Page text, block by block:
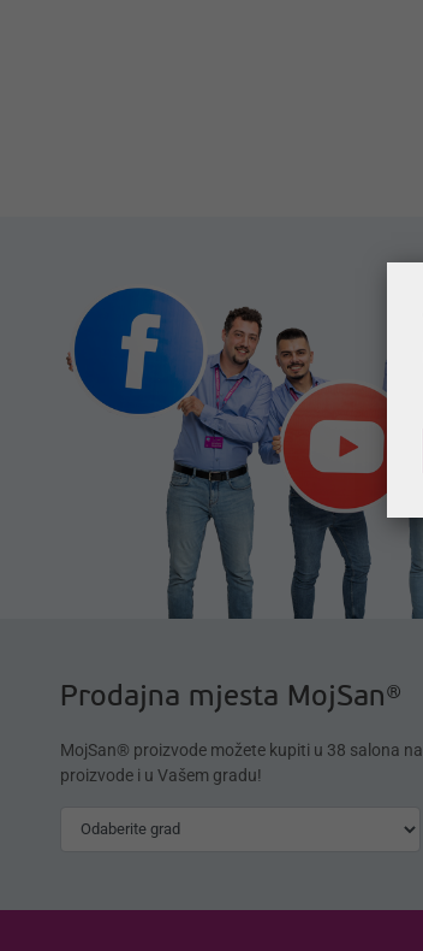
Prodajna mjesta MojSan®
MojSan® proizvode možete kupiti u 38 salona
proizvode i u Vašem gradu!